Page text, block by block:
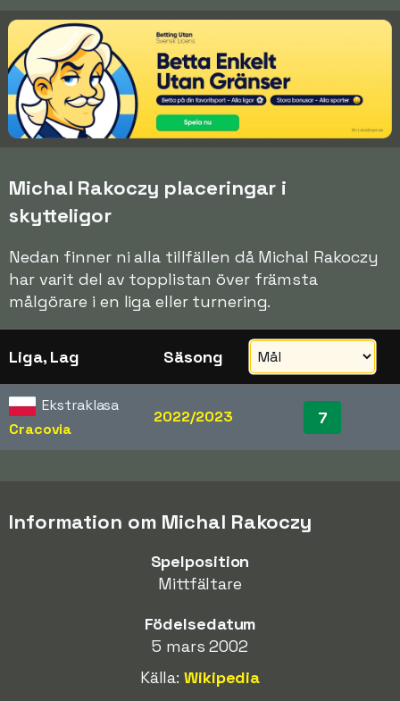
Michal Rakoczy placeringar i
skytteligor
Nedan finner ni alla tillfällen då Michal Rakoczy
har varit del av topplistan över främsta
målgörare i en liga eller turnering.
Liga, Lag Säsong
Ekstraklasa
Cracovia
2022/2023 7
Information om Michal Rakoczy
Spelposition
Mittfältare
Födelsedatum
5 mars 2002
Källa:Wikipedia